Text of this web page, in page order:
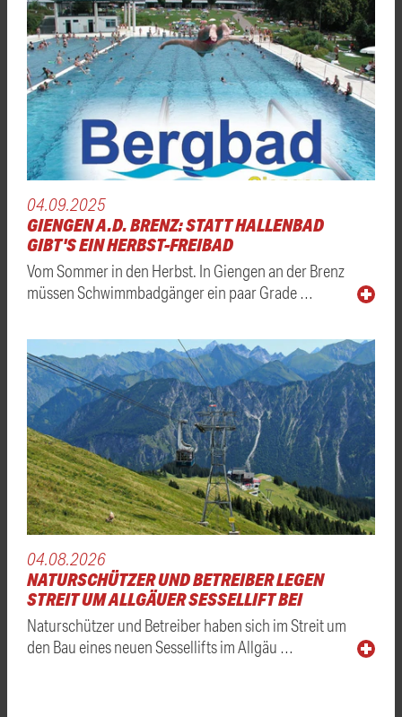
04.09.2025
GIENGEN A.D. BRENZ: STATT HALLENBAD
GIBT'S EIN HERBST-FREIBAD
Vom Sommer in den Herbst. In Giengen an der Brenz
müssen Schwimmbadgänger ein paar Grade …
04.08.2026
NATURSCHÜTZER UND BETREIBER LEGEN
STREIT UM ALLGÄUER SESSELLIFT BEI
Naturschützer und Betreiber haben sich im Streit um
den Bau eines neuen Sessellifts im Allgäu …